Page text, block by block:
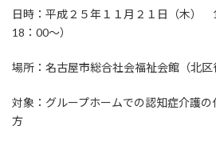
日時：平成２５年１１月２１日（木）
18：00～）
場所：名古屋市総合社会福祉会館（
対象：グループホームでの認知症介護
方